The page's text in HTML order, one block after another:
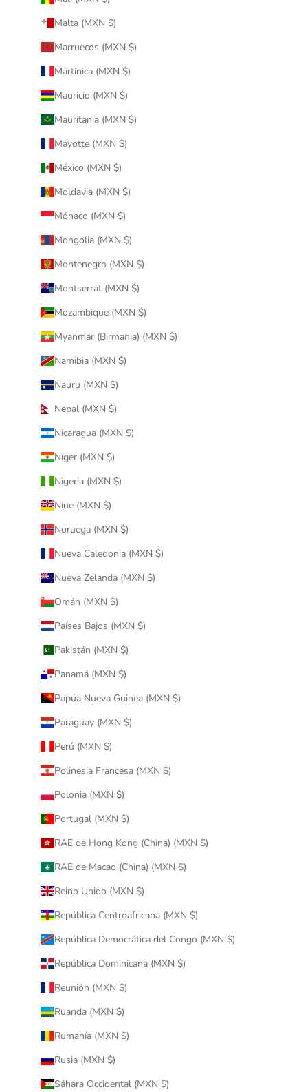
Malta (MXN $)
Marruecos (MXN $)
Martinica (MXN $)
Mauricio (MXN $)
Mauritania (MXN $)
Mayotte (MXN $)
México (MXN $)
Moldavia (MXN $)
Mónaco (MXN $)
Mongolia (MXN $)
Montenegro (MXN $)
Montserrat (MXN $)
Mozambique (MXN $)
Myanmar (Birmania) (MXN $)
Namibia (MXN $)
Nauru (MXN $)
Nepal (MXN $)
Nicaragua (MXN $)
Níger (MXN $)
Nigeria (MXN $)
Niue (MXN $)
Noruega (MXN $)
Nueva Caledonia (MXN $)
Nueva Zelanda (MXN $)
Omán (MXN $)
Países Bajos (MXN $)
Pakistán (MXN $)
Panamá (MXN $)
Papúa Nueva Guinea (MXN $)
Paraguay (MXN $)
Perú (MXN $)
Polinesia Francesa (MXN $)
Polonia (MXN $)
Portugal (MXN $)
RAE de Hong Kong (China) (MXN $)
RAE de Macao (China) (MXN $)
Reino Unido (MXN $)
República Centroafricana (MXN $)
República Democrática del Congo (MXN $)
República Dominicana (MXN $)
Reunión (MXN $)
Ruanda (MXN $)
Rumanía (MXN $)
Rusia (MXN $)
Sáhara Occidental (MXN $)